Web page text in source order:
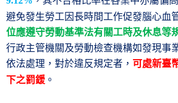
避免發生勞工因長時間工作促發腦心血
位應遵守勞動基準法有關工時及休息等
行政主管機關及勞動檢查機構如發現事
依法處理，對於違反規定者， 可處新臺
下之罰鍰 。